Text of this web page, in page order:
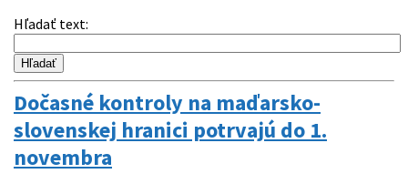
Hľadať text:
Dočasné kontroly na maďarsko-
slovenskej hranici potrvajú do 1.
novembra